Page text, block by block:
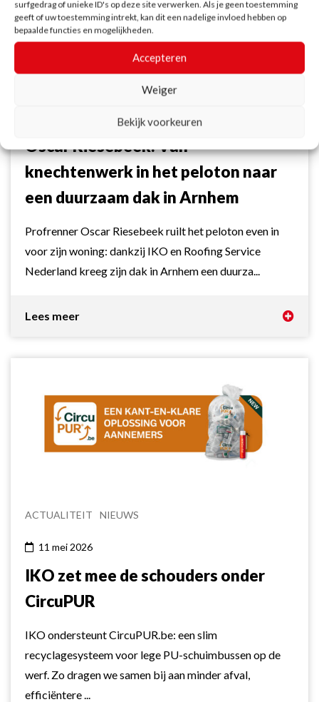
surfgedrag of unieke ID's op deze site verwerken. Als je geen toestemming
geeft of uw toestemming intrekt, kan dit een nadelige invloed hebben op
bepaalde functies en mogelijkheden.
Accepteren
Weiger
Bekijk voorkeuren
SPORT
Oscar Riesebeek: Van
knechtenwerk in het peloton naar
een duurzaam dak in Arnhem
Profrenner Oscar Riesebeek ruilt het peloton even in
voor zijn woning: dankzij IKO en Roofing Service
Nederland kreeg zijn dak in Arnhem een duurza...
Lees meer
ACTUALITEIT NIEUWS
11 mei 2026
IKO zet mee de schouders onder
CircuPUR
IKO ondersteunt CircuPUR.be: een slim
recyclagesysteem voor lege PU-schuimbussen op de
werf. Zo dragen we samen bij aan minder afval,
efficiëntere ...